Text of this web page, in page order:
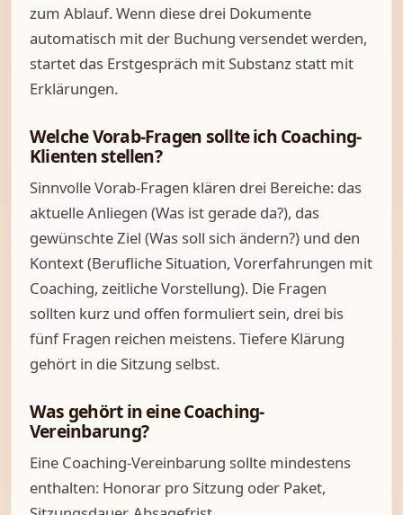
zum Ablauf. Wenn diese drei Dokumente
automatisch mit der Buchung versendet werden,
startet das Erstgespräch mit Substanz statt mit
Erklärungen.
Welche Vorab-Fragen sollte ich Coaching-
Klienten stellen?
Sinnvolle Vorab-Fragen klären drei Bereiche: das
aktuelle Anliegen (Was ist gerade da?), das
gewünschte Ziel (Was soll sich ändern?) und den
Kontext (Berufliche Situation, Vorerfahrungen mit
Coaching, zeitliche Vorstellung). Die Fragen
sollten kurz und offen formuliert sein, drei bis
fünf Fragen reichen meistens. Tiefere Klärung
gehört in die Sitzung selbst.
Was gehört in eine Coaching-
Vereinbarung?
Eine Coaching-Vereinbarung sollte mindestens
enthalten: Honorar pro Sitzung oder Paket,